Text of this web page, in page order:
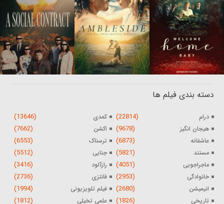
دسته بندی فیلم ها
درام (22814) کمدی (13646)
هیجان انگیز (9678) اکشن (7662)
عاشقانه (6873) ترسناک (6553)
مستند (5821) جنایی (5512)
ماجراجویی (4051) رازآلود (3416)
خانوادگی (2953) فانتزی (2736)
انیمیشن (2680) فیلم تلویزیونی (1994)
تاریخی (1826) علمی تخیلی (1812)